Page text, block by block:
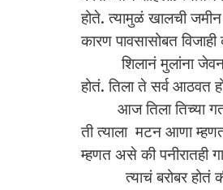
होते. त्यामुळं खालची जमीन
कारण पावसासोबत
शिलानं मुलांना जेवन
होतं. तिला ते सर्व आठवत
आज तिला तिच्या
ती त्याला मटन आणा
म्हणत असे की पनीरातही
त्याचं बरोबर होतं की